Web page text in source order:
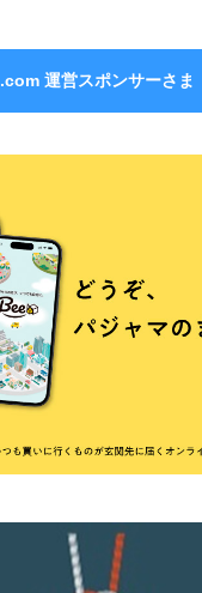
運営スポンサーさま